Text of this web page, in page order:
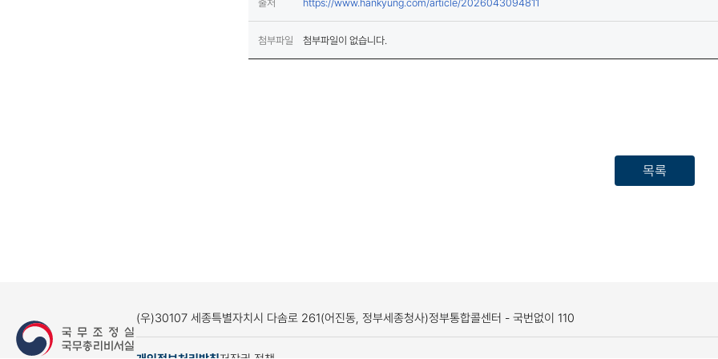
출처 https://www.hankyung.com/article/2026043094811
첨부파일 첨부파일이 없습니다.
목록
(우)30107 세종특별자치시 다솜로 261(어진동, 정부세종청사)정부통합콜센터 - 국번없이 110